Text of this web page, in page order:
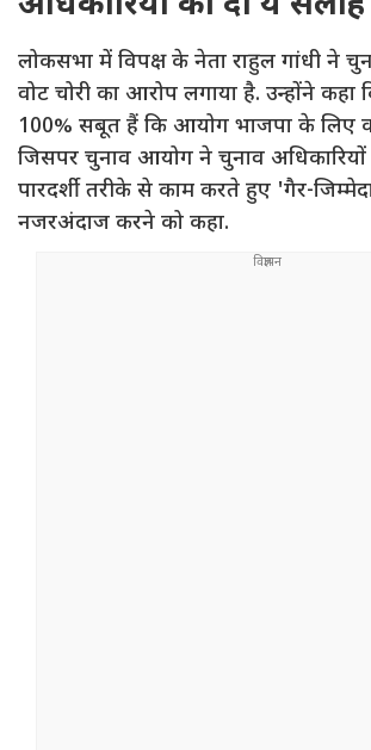
लोकसभा में विपक्ष के नेता राहुल गांधी ने
वोट चोरी का आरोप लगाया है. उन्होंने कहा
100% सबूत हैं कि आयोग भाजपा के लिए
जिसपर चुनाव आयोग ने चुनाव
पारदर्शी तरीके से काम करते हुए 'गैर-
नजरअंदाज करने को कहा.